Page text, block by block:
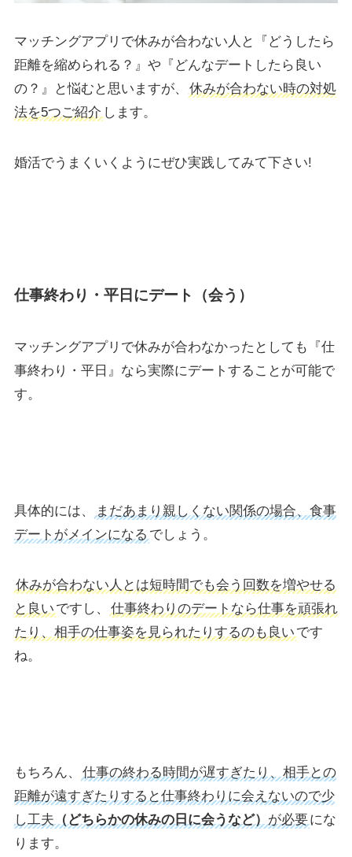
マッチングアプリで休みが合わない人と『どうしたら
距離を縮められる？』や『どんなデートしたら良い
の？』と悩むと思いますが、
休みが合わない時の対処
法を5つご紹介 します。
婚活でうまくいくようにぜひ実践してみて下さい!
仕事終わり・平日にデート（会う）
マッチングアプリで休みが合わなかったとしても『仕
事終わり・平日』なら実際にデートすることが可能で
す。
具体的には、
まだあまり親しくない関係の場合、食事
デートがメインになる でしょう。
休みが合わない人とは短時間でも会う回数を増やせる
と良い ですし、
仕事終わりのデートなら仕事を頑張れ
たり、相手の仕事姿を見られたりするのも良い です
ね。
もちろん、
仕事の終わる時間が遅すぎたり、相手との
距離が遠すぎたりすると仕事終わりに会えないので少
し工夫 （どちらかの休みの日に会うなど） が必要にな
ります。